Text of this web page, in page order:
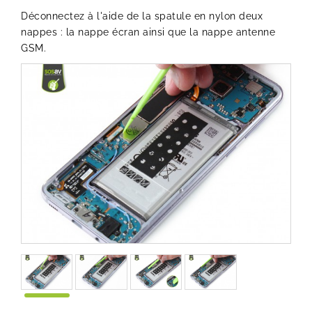
Déconnectez à l'aide de la spatule en nylon deux
nappes : la nappe écran ainsi que la nappe antenne
GSM.